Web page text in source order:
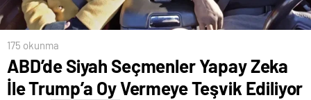
175 okunma
ABD’de Siyah Seçmenler Yapay Zeka
İle Trump’a Oy Vermeye Teşvik Ediliyor